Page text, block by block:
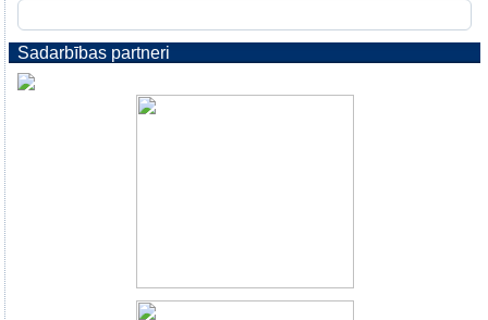
Sadarbības partneri